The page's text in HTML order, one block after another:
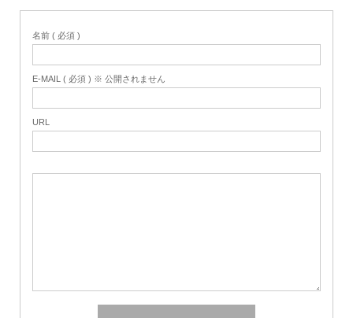
名前 ( 必須 )
E-MAIL ( 必須 ) ※ 公開されません
URL